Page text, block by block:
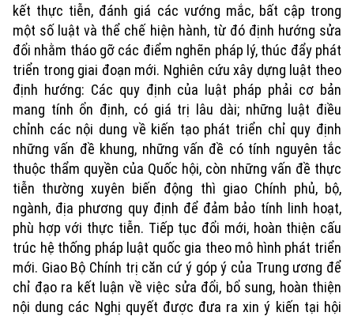
kết thực tiễn, đánh giá các vướng mắc, bất cập trong
một số luật và thể chế hiện hành, từ đó định hướng sửa
đổi nhằm tháo gỡ các điểm nghẽn pháp lý, thúc đẩy phát
triển trong giai đoạn mới. Nghiên cứu xây dựng luật theo
định hướng: Các quy định của luật pháp phải cơ bản
mang tính ổn định, có giá trị lâu dài; những luật điều
chỉnh các nội dung về kiến tạo phát triển chỉ quy định
những vấn đề khung, những vấn đề có tính nguyên tắc
thuộc thẩm quyền của Quốc hội, còn những vấn đề thực
tiễn thường xuyên biến động thì giao Chính phủ, bộ,
ngành, địa phương quy định để đảm bảo tính linh hoạt,
phù hợp với thực tiễn. Tiếp tục đổi mới, hoàn thiện cấu
trúc hệ thống pháp luật quốc gia theo mô hình phát triển
mới. Giao Bộ Chính trị căn cứ ý góp ý của Trung ương để
chỉ đạo ra kết luận về việc sửa đổi, bổ sung, hoàn thiện
nội dung các Nghị quyết được đưa ra xin ý kiến tại hội